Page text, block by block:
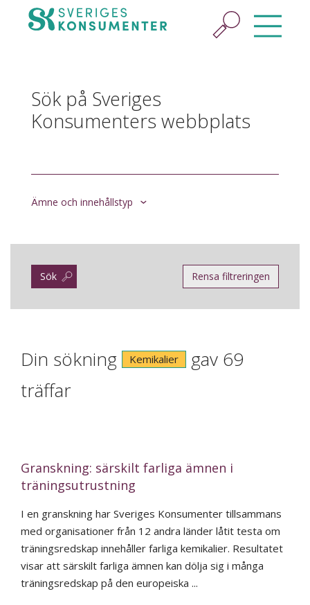
Sök på Sveriges
Konsumenters webbplats
Ämne och innehållstyp
Din sökning Kemikalier
gav 69
träffar
Granskning: särskilt farliga ämnen i
träningsutrustning
I en granskning har Sveriges Konsumenter tillsammans
med organisationer från 12 andra länder låtit testa om
träningsredskap innehåller farliga kemikalier. Resultatet
visar att särskilt farliga ämnen kan dölja sig i många
träningsredskap på den europeiska ...